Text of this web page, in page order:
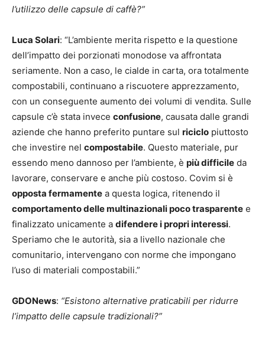
l’utilizzo delle capsule di caffè?”
Luca Solari: “L’ambiente merita rispetto e la questione
dell’impatto dei porzionati monodose va affrontata
seriamente. Non a caso, le cialde in carta, ora totalmente
compostabili, continuano a riscuotere apprezzamento,
con un conseguente aumento dei volumi di vendita. Sulle
capsule c’è stata invece confusione, causata dalle grandi
aziende che hanno preferito puntare sul riciclo piuttosto
che investire nel compostabile. Questo materiale, pur
essendo meno dannoso per l’ambiente, è più difficile da
lavorare, conservare e anche più costoso. Covim si è
opposta fermamente a questa logica, ritenendo il
comportamento delle multinazionali poco trasparente e
finalizzato unicamente a difendere i propri interessi.
Speriamo che le autorità, sia a livello nazionale che
comunitario, intervengano con norme che impongano
l’uso di materiali compostabili.”
GDONews: “Esistono alternative praticabili per ridurre
l’impatto delle capsule tradizionali?”